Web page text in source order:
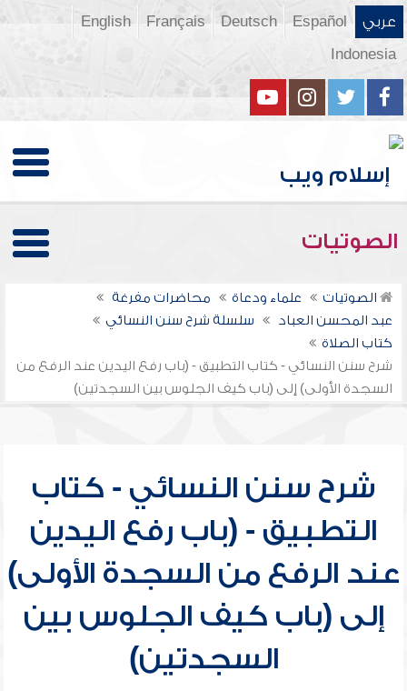
عربي Español
Deutsch
Français
English
Indonesia
الصوتيات
الصوتيات علماء ودعاة
محاضرات مفرغة
عبد المحسن العباد
سلسلة شرح سنن النسائي
كتاب الصلاة
شرح سنن النسائي - كتاب التطبيق - (باب رفع اليدين عند الرفع من
السجدة الأولى) إلى (باب كيف الجلوس بين السجدتين)
شرح سنن النسائي - كتاب
التطبيق - (باب رفع اليدين
عند الرفع من السجدة الأولى)
إلى (باب كيف الجلوس بين
السجدتين)